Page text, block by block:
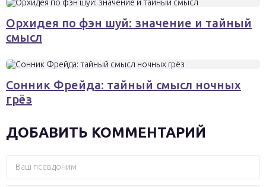
Орхидея по фэн шуй: значение и тайный
смысл
Сонник Фрейда: тайный смысл ночных
грёз
ДОБАВИТЬ КОММЕНТАРИЙ